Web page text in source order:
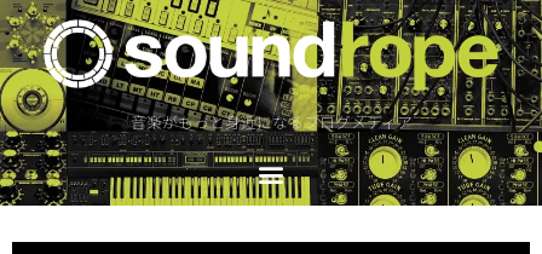
音楽がもっと身近になるブログメディア